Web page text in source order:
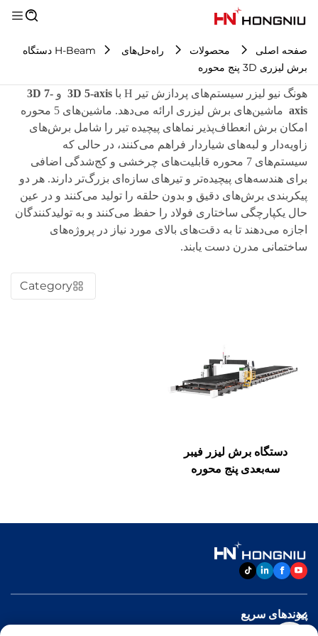
صفحه اصلی محصولات راه‌حل‌های H-Beam
دستگاه
برش لیزری 3D پنج محوره
هونگ نیو لیزر سیستم‌های پردازش تیر H با 3D 5-axis و 3D 7-
axis
ماشین‌های برش لیزری ارائه می‌دهد. ماشین‌های 5 محوره
امکان برش انعطاف‌پذیر نماهای پیچیده تیر را شامل برش‌های
زاویه‌دار و لبه‌های شیاردار فراهم می‌کنند، در حالی که
سیستم‌های 7 محوره قابلیت‌های چرخشی و کج‌شدگی اضافی
برای هندسه‌های پیچیده‌تر و تیرهای سازه‌ای بزرگ‌تر دارند. هر دو
پیکربندی برش‌های دقیق و بدون حلقه را تولید می‌کنند و در عین
حال یکپارچگی ساختاری فولاد را حفظ می‌کنند و به تولیدکنندگان
اجازه می‌دهند تا به دقت‌های بالای مورد نیاز در پروژه‌های
ساختمانی مدرن دست یابند.
Category
دستگاه برش لیزر فیبر
سه‌بعدی پنج محوره
پیوندهای سریع